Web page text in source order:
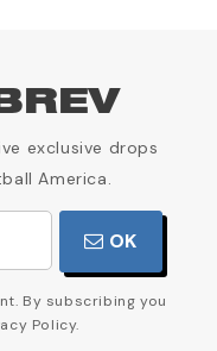
exclusive drops
America.
OK
By subscribing you
Policy.